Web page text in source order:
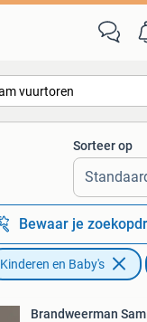
Alle afstanden…
Sorteer op
Bewaar je
Kinderen en Baby's
Brandweerman